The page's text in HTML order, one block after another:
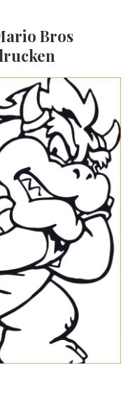
Bros